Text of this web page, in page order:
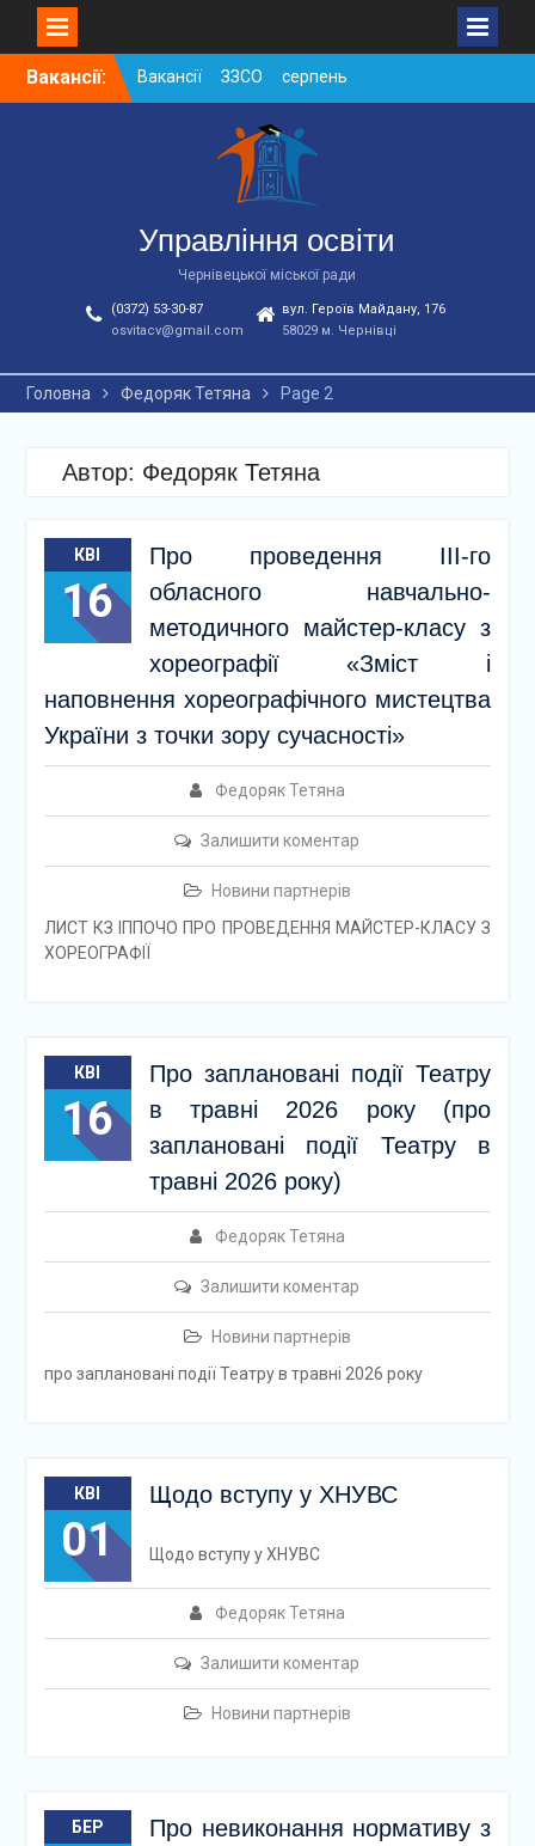
SkipВакансії:
Вакансії ЗЗСО серпень
2026
Вакансії ЗЗСО червень
Вакансії у ЗДО та
дошкільних підрозділах
ЗЗСО станом на
01.08.2026 р.
Управління освіти
Чернівецької міської ради
(0372) 53-30-87
osvitacv@gmail.com
вул. Героїв Майдану, 176
58029 м. Чернівці
Головна Федоряк Тетяна Page 2
Автор: Федоряк Тетяна
КВІ
16
Про проведення ІІІ-го
обласного навчально-
методичного майстер-класу з
хореографії «Зміст і
наповнення хореографічного мистецтва
України з точки зору сучасності»
Федоряк Тетяна
Залишити коментар
Новини партнерів
ЛИСТ КЗ ІППОЧО ПРО ПРОВЕДЕННЯ МАЙСТЕР-КЛАСУ З
ХОРЕОГРАФІЇ
КВІ
16
Про заплановані події Театру
в травні 2026 року (про
заплановані події Театру в
травні 2026 року)
Федоряк Тетяна
Залишити коментар
Новини партнерів
про заплановані події Театру в травні 2026 року
КВІ
01
Щодо вступу у ХНУВС
Федоряк Тетяна
Залишити коментар
Новини партнерів
Щодо вступу у ХНУВС
БЕР
Про невиконання нормативу з